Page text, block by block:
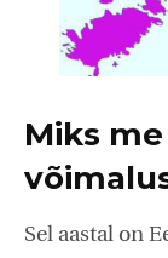
Miks
Sel aastal on